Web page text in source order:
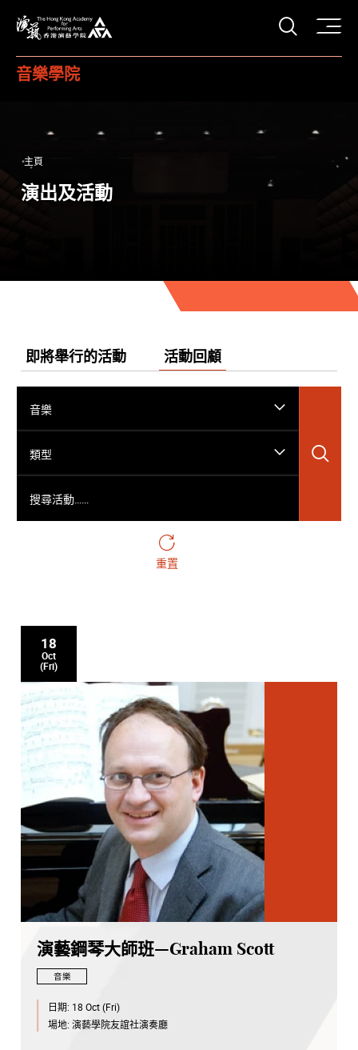
打開
音樂學院
主頁
演出及活動
即將舉行的活動 活動回顧
音樂
類型
重置
18
Oct
(Fri)
演藝鋼琴大師班—Graham Scott
音樂
日期: 18 Oct (Fri)
場地: 演藝學院友誼社演奏廳